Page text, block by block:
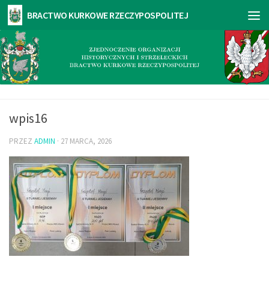
wpis16
PRZEZ ADMIN · 27 MARCA, 2026